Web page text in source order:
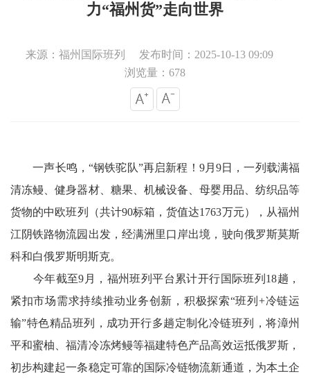
力“福州货”走向世界
来源：福州国际班列
发布时间：2025-10-13 09:09
浏览量：678
一声长鸣，“钢铁驼队”再启新程！9月9日，一列载满福
清冻鳗、健身器材、糖果、机械设备、母婴用品、纺织品等
货物的中欧班列（共计90标箱，货值达1763万元），从福州
江阴铁路物流园出发，经满洲里口岸出境，驶向俄罗斯莫斯
科和白俄罗斯明斯克。
今年截至9月，福州班列平台累计开行国际班列18趟，
紧扣市场需求持续推动业务创新，积极探索“班列+冷链运
输”特色精品班列，成功开行多趟定制化冷链班列，将漳州
平和蜜柚、福清冷冻烤鳗等福建特色产品高效运抵俄罗斯，
初步构建起一条稳定可靠的国际冷链物流新通道，为本土企